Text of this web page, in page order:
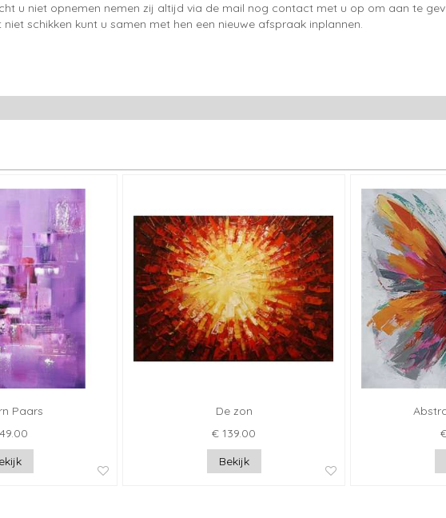
u niet opnemen nemen zij altijd via de mail nog contact met u op om aan te
schikken kunt u samen met hen een nieuwe afspraak inplannen.
Paars
De zon
€ 139.00
Bekijk